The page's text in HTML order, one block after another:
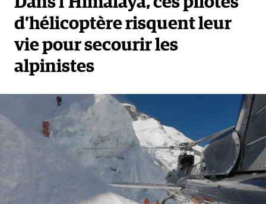
d’hélicoptère risquent leur
vie pour secourir les
alpinistes